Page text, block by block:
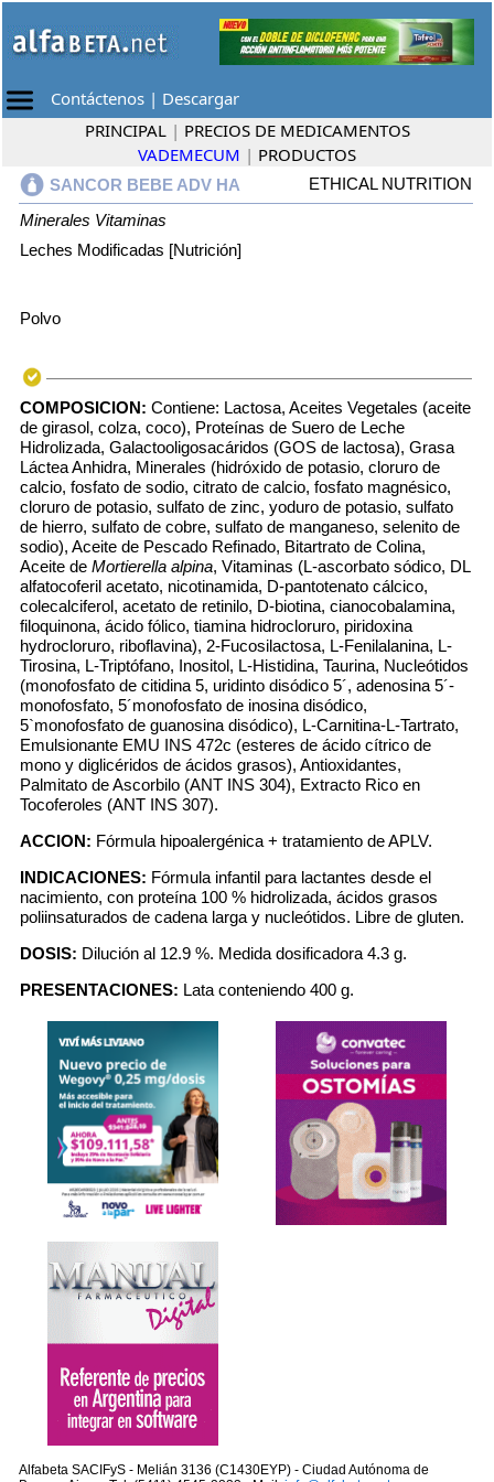
Contáctenos | Descargar
PRINCIPAL | PRECIOS DE MEDICAMENTOS
VADEMECUM | PRODUCTOS
SANCOR BEBE ADV HA
ETHICAL NUTRITION
Minerales Vitaminas
Leches Modificadas [Nutrición]
Polvo
COMPOSICION: Contiene: Lactosa, Aceites Vegetales (aceite
de girasol, colza, coco), Proteínas de Suero de Leche
Hidrolizada, Galactooligosacáridos (GOS de lactosa), Grasa
Láctea Anhidra, Minerales (hidróxido de potasio, cloruro de
calcio, fosfato de sodio, citrato de calcio, fosfato magnésico,
cloruro de potasio, sulfato de zinc, yoduro de potasio, sulfato
de hierro, sulfato de cobre, sulfato de manganeso, selenito de
sodio), Aceite de Pescado Refinado, Bitartrato de Colina,
Aceite de Mortierella alpina, Vitaminas (L-ascorbato sódico, DL
alfatocoferil acetato, nicotinamida, D-pantotenato cálcico,
colecalciferol, acetato de retinilo, D-biotina, cianocobalamina,
filoquinona, ácido fólico, tiamina hidrocloruro, piridoxina
hydrocloruro, riboflavina), 2-Fucosilactosa, L-Fenilalanina, L-
Tirosina, L-Triptófano, Inositol, L-Histidina, Taurina, Nucleótidos
(monofosfato de citidina 5, uridinto disódico 5´, adenosina 5´-
monofosfato, 5´monofosfato de inosina disódico,
5`monofosfato de guanosina disódico), L-Carnitina-L-Tartrato,
Emulsionante EMU INS 472c (esteres de ácido cítrico de
mono y diglicéridos de ácidos grasos), Antioxidantes,
Palmitato de Ascorbilo (ANT INS 304), Extracto Rico en
Tocoferoles (ANT INS 307).
ACCION: Fórmula hipoalergénica + tratamiento de APLV.
INDICACIONES: Fórmula infantil para lactantes desde el
nacimiento, con proteína 100 % hidrolizada, ácidos grasos
poliinsaturados de cadena larga y nucleótidos. Libre de gluten.
DOSIS: Dilución al 12.9 %. Medida dosificadora 4.3 g.
PRESENTACIONES: Lata conteniendo 400 g.
Alfabeta SACIFyS - Melián 3136 (C1430EYP) - Ciudad Autónoma de